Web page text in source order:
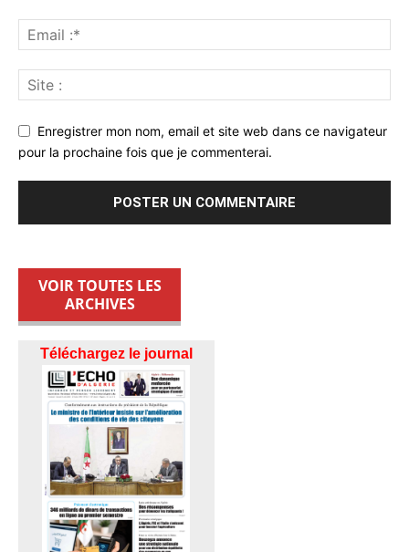
Enregistrer mon nom, email et site web dans ce navigateur
pour la prochaine fois que je commenterai.
VOIR TOUTES LES
ARCHIVES